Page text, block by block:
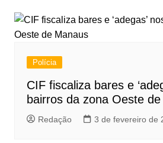
Polícia
CIF fiscaliza bares e
bairros da zona Oeste
Redação 3 de fevereiro de